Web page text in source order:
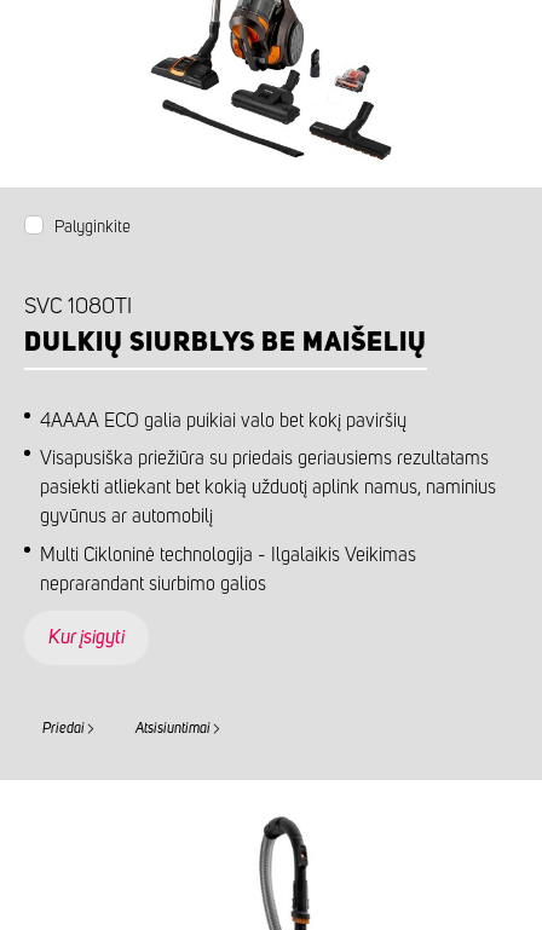
Palyginkite
SVC 1080TI
DULKIŲ SIURBLYS BE MAIŠELIŲ
4AAAA ECO galia puikiai valo bet kokį paviršių
Visapusiška priežiūra su priedais geriausiems rezultatams
pasiekti atliekant bet kokią užduotį aplink namus, naminius
gyvūnus ar automobilį
Multi Cikloninė technologija - Ilgalaikis Veikimas
neprarandant siurbimo galios
Kur įsigyti
Priedai Atsisiuntimai